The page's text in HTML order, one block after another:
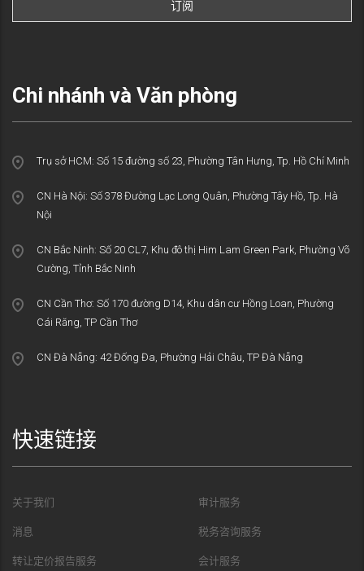
Chi nhánh và Văn phòng
Trụ sở HCM: Số 15 đường số 23, Phường Tân Hưng, Tp. Hồ Chí Minh
CN Hà Nội: Số 378 Đường Lạc Long Quân, Phường Tây Hồ, Tp. Hà
Nội
CN Bắc Ninh: Số 20 CL7, Khu đô thị Him Lam Green Park, Phường Võ
Cường, Tỉnh Bắc Ninh
CN Cần Thơ: Số 170 đường D14, Khu dân cư Hồng Loan, Phường
Cái Răng, TP Cần Thơ
CN Đà Nẵng: 42 Đống Đa, Phường Hải Châu, TP Đà Nẵng
快速链接
关于我们 审计服务
消息 税务咨询服务
转让定价报告服务 会计服务